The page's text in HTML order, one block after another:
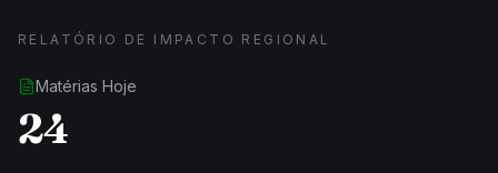
RELATÓRIO DE IMPACTO REGIONAL
Matérias Hoje
24